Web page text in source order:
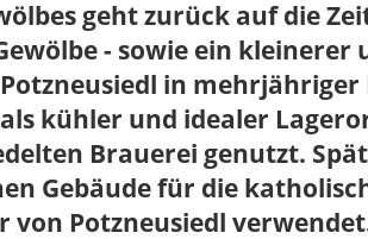
geht zurück auf die
- sowie ein kleinerer
in
kühler und idealer
Brauerei genutzt.
Gebäude für die
Potzneusiedl